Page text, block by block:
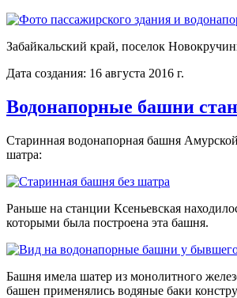
Забайкальский край, поселок
Дата создания: 16 августа 2016 г.
Водонапорные башни
Старинная водонапорная башня
шатра:
Раньше на станции Ксеньевская
которыми была построена эта башня.
Башня имела шатер из монолитного
башен применялись водяные баки